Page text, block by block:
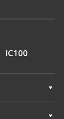
IC100